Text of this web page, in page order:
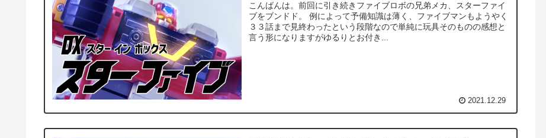
こんばんは。前回に引き続きファイブロボの兄弟メカ、スターファイ
ブをブンドド。 例によって予備知識は薄く、ファイブマンもようやく
３３話まで見終わったという段階なので単純に玩具そのものの感想と
言う形になりますがゆるりとお付き...
2021.12.29